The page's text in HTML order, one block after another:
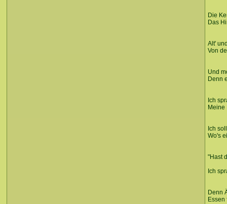
Die
Das
Alt'
Von
Und
Denn
Ich
Meine
Ich
Wo's
"Hast
Ich
Denn
Essen